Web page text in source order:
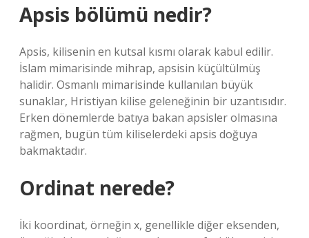
Apsis bölümü nedir?
Apsis, kilisenin en kutsal kısmı olarak kabul edilir.
İslam mimarisinde mihrap, apsisin küçültülmüş
halidir. Osmanlı mimarisinde kullanılan büyük
sunaklar, Hristiyan kilise geleneğinin bir uzantısıdır.
Erken dönemlerde batıya bakan apsisler olmasına
rağmen, bugün tüm kiliselerdeki apsis doğuya
bakmaktadır.
Ordinat nerede?
İki koordinat, örneğin x, genellikle diğer eksenden,